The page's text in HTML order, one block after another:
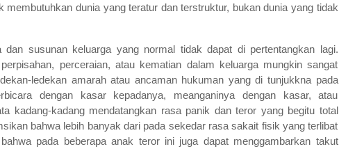
membutuhkan dunia yang teratur dan terstruktur, bukan dunia yang tidak
susunan keluarga yang normal tidak dapat di pertentangkan lagi.
perceraian, atau kematian dalam keluarga mungkin sangat
ledekan amarah atau ancaman hukuman yang di tunjukkna pada
dengan kasar kepadanya, meanganinya dengan kasar, atau
kadang-kadang mendatangkan rasa panik dan teror yang begitu total
bahwa lebih banyak dari pada sekedar rasa sakait fisik yang terlibat
pada beberapa anak teror ini juga dapat menggambarkan takut